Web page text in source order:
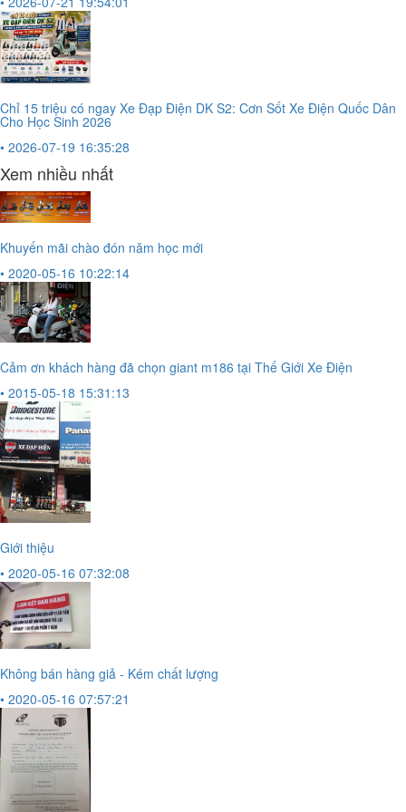
Chỉ 15 triệu có ngay Xe Đạp Điện DK S2: Cơn Sốt Xe Điện Quốc Dân
Cho Học Sinh 2026
• 2026-07-19 16:35:28
Xem nhiều nhất
Khuyến mãi chào đón năm học mới
• 2020-05-16 10:22:14
Cảm ơn khách hàng đã chọn giant m186 tại Thế Giới Xe Điện
• 2015-05-18 15:31:13
Giới thiệu
• 2020-05-16 07:32:08
Không bán hàng giả - Kém chất lượng
• 2020-05-16 07:57:21